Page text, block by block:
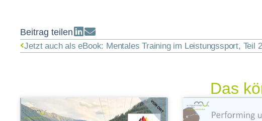
Beitrag teilen
Jetzt auch als eBook: Mentales Training im Leistungssport, Teil 2
Das